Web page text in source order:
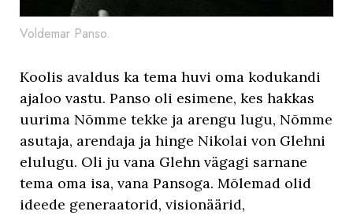
Voldemar Panso.
Koolis avaldus ka tema huvi oma kodukandi
ajaloo vastu. Panso oli esimene, kes hakkas
uurima Nõmme tekke ja arengu lugu, Nõmme
asutaja, arendaja ja hinge Nikolai von Glehni
elulugu. Oli ju vana Glehn vägagi sarnane
tema oma isa, vana Pansoga. Mõlemad olid
ideede generaatorid, visionäärid,